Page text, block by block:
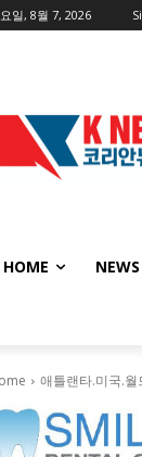
일, 8월 7, 2026
HOME NEWS
애틀랜타.미국.월